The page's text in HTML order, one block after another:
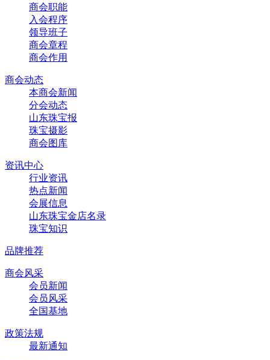
商会职能
入会程序
领导班子
商会章程
商会作用
商会动态
本商会新闻
分会动态
山东珠宝报
珠宝摄影
商会图库
资讯中心
行业资讯
热点新闻
会展信息
山东珠宝金店名录
珠宝知识
品牌推荐
商会风采
会员新闻
会员风采
全国基地
政策法规
最新通知